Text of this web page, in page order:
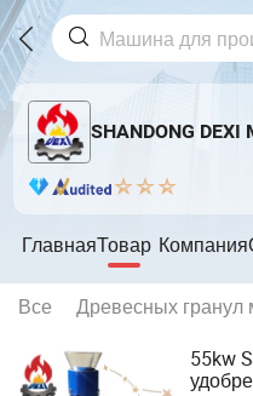
SHANDONG DEXI
ГлавнаяТовар Компания
Все Древесных
55kw